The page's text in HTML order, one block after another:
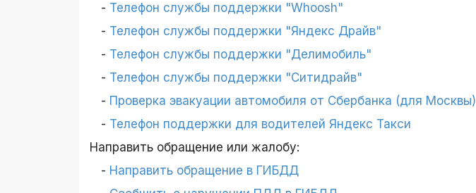
Телефон службы поддержки "Whoosh"
Телефон службы поддержки "Яндекс Драйв"
Телефон службы поддержки "Делимобиль"
Телефон службы поддержки "Ситидрайв"
Проверка эвакуации автомобиля от Сбербанка (для Москвы)
Телефон поддержки для водителей Яндекс Такси
Направить обращение или жалобу:
Направить обращение в ГИБДД